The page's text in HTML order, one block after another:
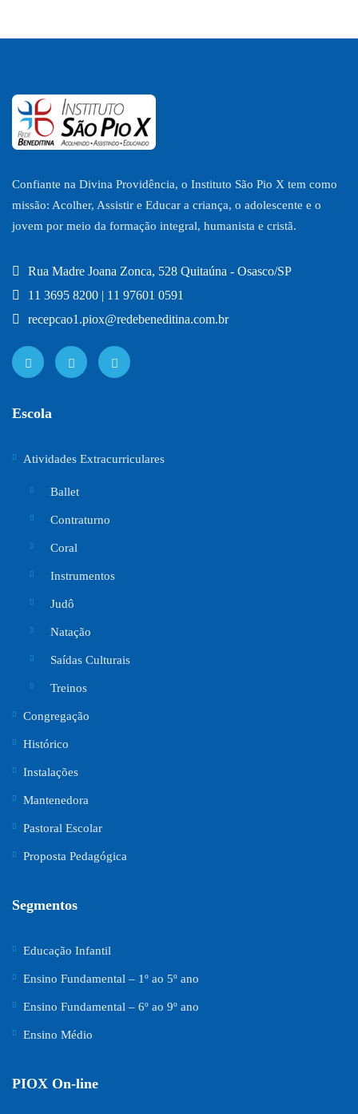
Confiante na Divina Providência, o Instituto São Pio X tem como
missão: Acolher, Assistir e Educar a criança, o adolescente e o
jovem por meio da formação integral, humanista e cristã.
Rua Madre Joana Zonca, 528 Quitaúna - Osasco/SP
11 3695 8200 | 11 97601 0591
recepcao1.piox@redebeneditina.com.br
Escola
Atividades Extracurriculares
Ballet
Contraturno
Coral
Instrumentos
Judô
Natação
Saídas Culturais
Treinos
Congregação
Histórico
Instalações
Mantenedora
Pastoral Escolar
Proposta Pedagógica
Segmentos
Educação Infantil
Ensino Fundamental – 1º ao 5º ano
Ensino Fundamental – 6º ao 9º ano
Ensino Médio
PIOX On-line